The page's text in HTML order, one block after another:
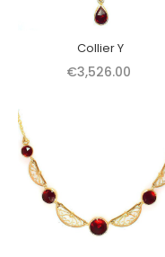
Collier Y
€3,526.00